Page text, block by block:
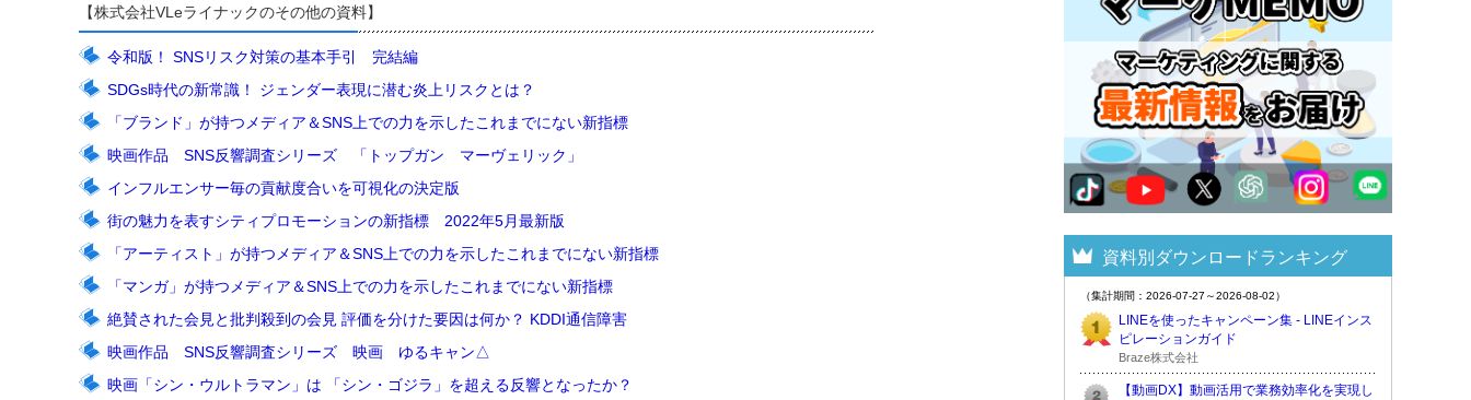
【株式会社VLeライナックのその他の資料】
令和版！ SNSリスク対策の基本手引 完結編
SDGs時代の新常識！ ジェンダー表現に潜む炎上リスクとは？
「ブランド」が持つメディア＆SNS上での力を示したこれまでにない新指標
映画作品 SNS反響調査シリーズ 「トップガン マーヴェリック」
インフルエンサー毎の貢献度合いを可視化の決定版
街の魅力を表すシティプロモーションの新指標 2022年5月最新版
「アーティスト」が持つメディア＆SNS上での力を示したこれまでにない新指標
「マンガ」が持つメディア＆SNS上での力を示したこれまでにない新指標
絶賛された会見と批判殺到の会見 評価を分けた要因は何か？ KDDI通信障害
映画作品 SNS反響調査シリーズ 映画 ゆるキャン△
映画「シン・ウルトラマン」は 「シン・ゴジラ」を超える反響となったか？
資料別ダウンロードランキング
（集計期間：2026-07-27～2026-08-02）
LINEを使ったキャンペーン集 - LINEインス
ピレーションガイド
Braze株式会社
【動画DX】動画活用で業務効率化を実現し